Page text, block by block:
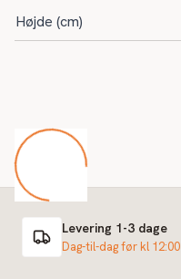
Højde (cm)
Levering 1-3 dage
Dag-til-dag før kl 12:00